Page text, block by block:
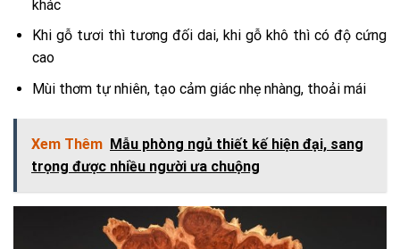
khác
Khi gỗ tươi thì tương đối dai, khi gỗ khô thì có độ cứng
cao
Mùi thơm tự nhiên, tạo cảm giác nhẹ nhàng, thoải mái
Xem Thêm Mẫu phòng ngủ thiết kế hiện đại, sang
trọng được nhiều người ưa chuộng